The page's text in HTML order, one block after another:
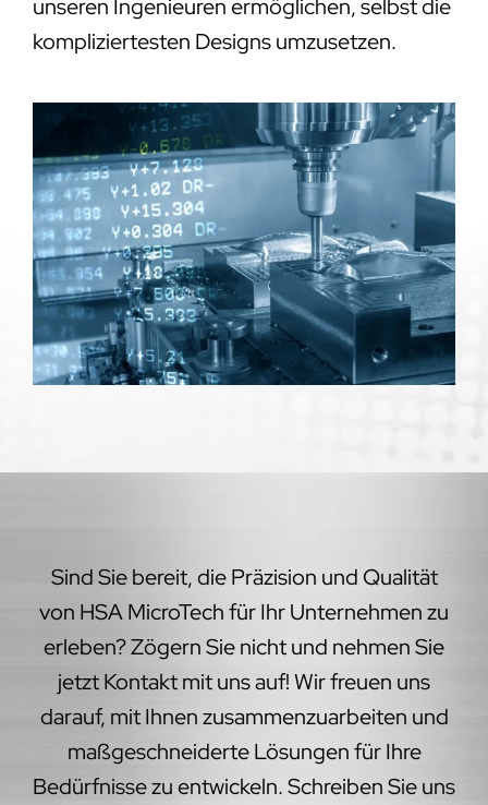
unseren Ingenieuren ermöglichen, selbst die
kompliziertesten Designs umzusetzen.
Sind Sie bereit, die Präzision und Qualität
von HSA MicroTech für Ihr Unternehmen zu
erleben? Zögern Sie nicht und nehmen Sie
jetzt Kontakt mit uns auf! Wir freuen uns
darauf, mit Ihnen zusammenzuarbeiten und
maßgeschneiderte Lösungen für Ihre
Bedürfnisse zu entwickeln. Schreiben Sie uns